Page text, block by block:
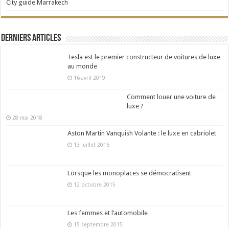
City guide Marrakech
Derniers articles
Tesla est le premier constructeur de voitures de luxe
au monde
16 avril 2019
Comment louer une voiture de
luxe ?
28 mai 2018
Aston Martin Vanquish Volante : le luxe en cabriolet
13 juillet 2016
Lorsque les monoplaces se démocratisent
12 octobre 2015
Les femmes et l’automobile
15 septembre 2015